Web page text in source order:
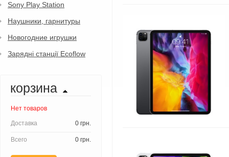
Sony Play Station
Наушники, гарнитуры
Новогодние игрушки
Зарядні станції Ecoflow
корзина
Нет товаров
Доставка 0 грн.
Всего 0 грн.